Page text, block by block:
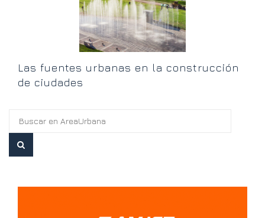
Las fuentes urbanas en la construcción
de ciudades